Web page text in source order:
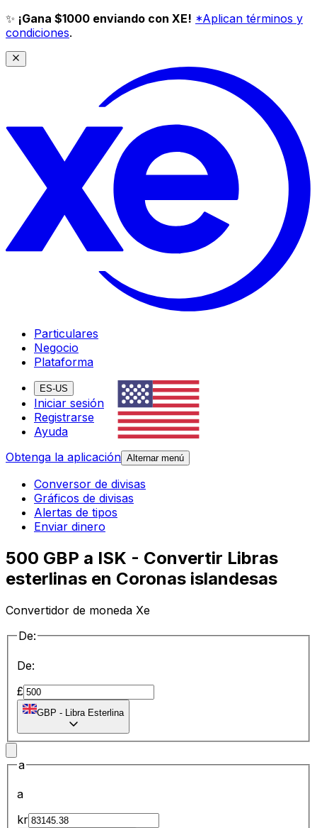
✨ ¡Gana $1000 enviando con XE! *Aplican términos y
condiciones.
Particulares
Negocio
Plataforma
ES-US
Iniciar sesión
Registrarse
Ayuda
Obtenga la aplicación Alternar menú
Conversor de divisas
Gráficos de divisas
Alertas de tipos
Enviar dinero
500 GBP a ISK - Convertir Libras
esterlinas en Coronas islandesas
Convertidor de moneda Xe
De:
De:
£
GBP - Libra Esterlina
a
a
kr